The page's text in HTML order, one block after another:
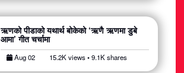
ऋणको पीडाको यथार्थ बोकेको ‘ऋणै ऋणमा डुबे
आमा’ गीत चर्चामा
Aug 02 15.2K views • 9.1K shares